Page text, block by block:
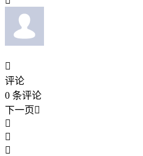

评论
0 条评论
下一页


